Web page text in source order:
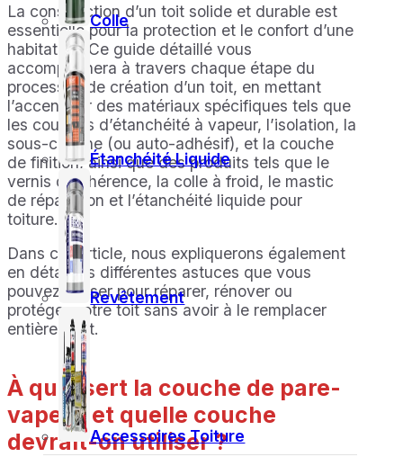
Colle
Étanchéité Liquide
Revêtement
Accessoires Toiture
La construction d’un toit solide et durable est
essentielle pour la protection et le confort d’une
habitation. Ce guide détaillé vous
accompagnera à travers chaque étape du
processus de création d’un toit, en mettant
l’accent sur des matériaux spécifiques tels que
les couches d’étanchéité à vapeur, l’isolation, la
sous-couche (ou auto-adhésif), et la couche
de finition, ainsi que des produits tels que le
vernis d’adhérence, la colle à froid, le mastic
de réparation et l’étanchéité liquide pour
toiture.
Dans cet article, nous expliquerons également
en détail les différentes astuces que vous
pouvez utiliser pour réparer, rénover ou
protéger votre toit sans avoir à le remplacer
entièrement.
À quoi sert la couche de pare-
vapeur et quelle couche
devrait-on utiliser ?